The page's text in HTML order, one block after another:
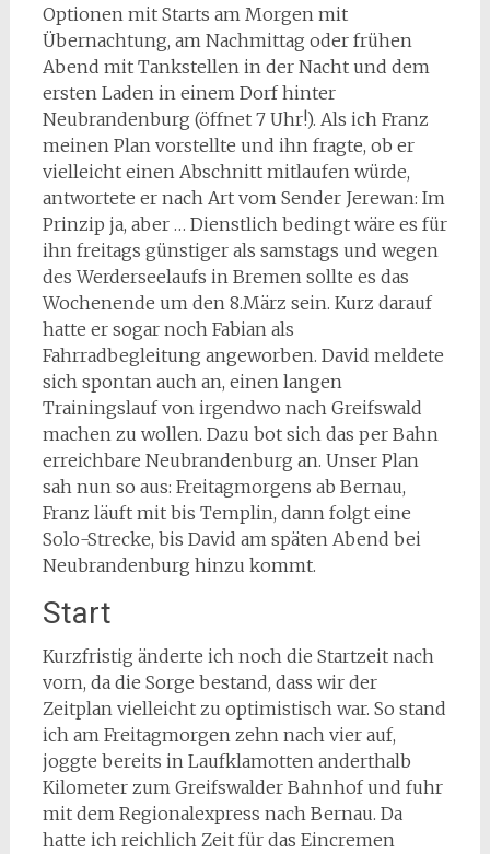
Optionen mit Starts am Morgen mit
Übernachtung, am Nachmittag oder frühen
Abend mit Tankstellen in der Nacht und dem
ersten Laden in einem Dorf hinter
Neubrandenburg (öffnet 7 Uhr!). Als ich Franz
meinen Plan vorstellte und ihn fragte, ob er
vielleicht einen Abschnitt mitlaufen würde,
antwortete er nach Art vom Sender Jerewan: Im
Prinzip ja, aber … Dienstlich bedingt wäre es für
ihn freitags günstiger als samstags und wegen
des Werderseelaufs in Bremen sollte es das
Wochenende um den 8.März sein. Kurz darauf
hatte er sogar noch Fabian als
Fahrradbegleitung angeworben. David meldete
sich spontan auch an, einen langen
Trainingslauf von irgendwo nach Greifswald
machen zu wollen. Dazu bot sich das per Bahn
erreichbare Neubrandenburg an. Unser Plan
sah nun so aus: Freitagmorgens ab Bernau,
Franz läuft mit bis Templin, dann folgt eine
Solo-Strecke, bis David am späten Abend bei
Neubrandenburg hinzu kommt.
Start
Kurzfristig änderte ich noch die Startzeit nach
vorn, da die Sorge bestand, dass wir der
Zeitplan vielleicht zu optimistisch war. So stand
ich am Freitagmorgen zehn nach vier auf,
joggte bereits in Laufklamotten anderthalb
Kilometer zum Greifswalder Bahnhof und fuhr
mit dem Regionalexpress nach Bernau. Da
hatte ich reichlich Zeit für das Eincremen